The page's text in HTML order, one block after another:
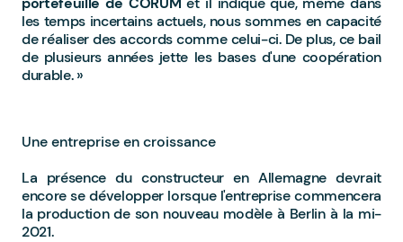
les temps incertains actuels, nous sommes en capacité
de réaliser des accords comme celui-ci. De plus, ce bail
de plusieurs années jette les bases d'une coopération
durable. »
Une entreprise en croissance
La présence du constructeur en Allemagne devrait
encore se développer lorsque l'entreprise commencera
la production de son nouveau modèle à Berlin à la mi-
2021.